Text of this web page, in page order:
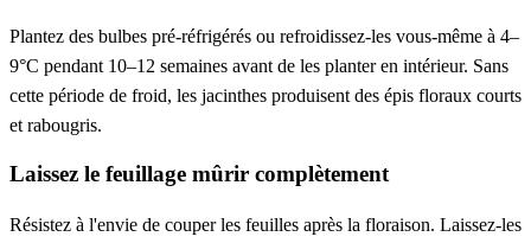
Plantez des bulbes pré-réfrigérés ou refroidissez-les vous-même à 4–
9°C pendant 10–12 semaines avant de les planter en intérieur. Sans
cette période de froid, les jacinthes produisent des épis floraux courts
et rabougris.
Laissez le feuillage mûrir complètement
Résistez à l'envie de couper les feuilles après la floraison. Laissez-les